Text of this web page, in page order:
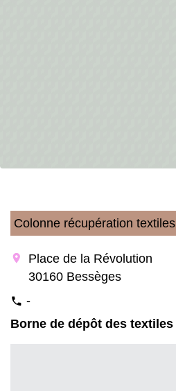
Colonne récupération textiles
location_on
Place de la Révolution
30160 Bessèges
phone -
Borne de dépôt des textiles